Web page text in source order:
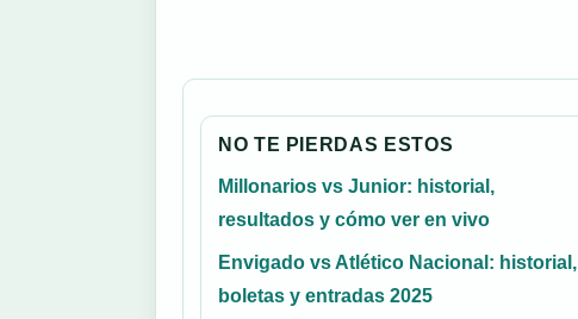
NO TE PIERDAS ESTOS
Millonarios vs Junior: historial,
resultados y cómo ver en vivo
Envigado vs Atlético Nacional: historial,
boletas y entradas 2025